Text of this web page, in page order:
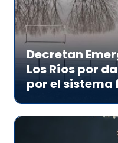
Decretan
Los Ríos por
por el sistema